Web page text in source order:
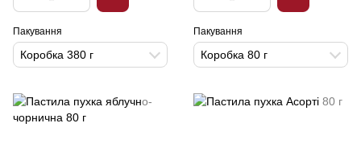
Пакування
Коробка 380 г
Пакування
Коробка 80 г